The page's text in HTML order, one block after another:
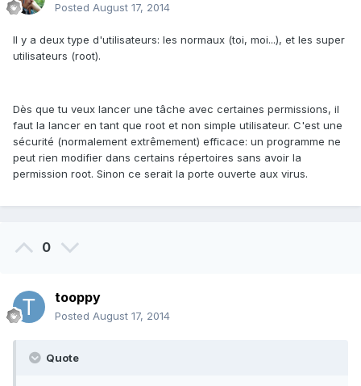
Posted August 17, 2014
Il y a deux type d'utilisateurs: les normaux (toi, moi...), et les super
utilisateurs (root).
Dès que tu veux lancer une tâche avec certaines permissions, il
faut la lancer en tant que root et non simple utilisateur. C'est une
sécurité (normalement extrêmement) efficace: un programme ne
peut rien modifier dans certains répertoires sans avoir la
permission root. Sinon ce serait la porte ouverte aux virus.
0
tooppy
Posted August 17, 2014
Quote